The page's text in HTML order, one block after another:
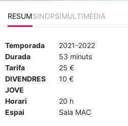
RESUMSINOPSIMULTIMÈDIA
Temporada
2021-2022
Durada
53 minuts
Tarifa
25 €
DIVENDRES
JOVE
10 €
Horari
20 h
Espai
Sala MAC